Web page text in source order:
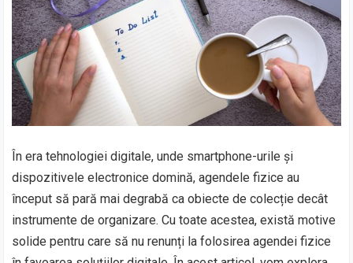
În era tehnologiei digitale, unde smartphone-urile și
dispozitivele electronice domină, agendele fizice au
început să pară mai degrabă ca obiecte de colecție decât
instrumente de organizare. Cu toate acestea, există motive
solide pentru care să nu renunți la folosirea agendei fizice